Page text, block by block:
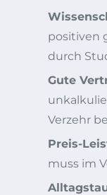
positiven
durch
Gute
Verzehr
Preis-
muss im